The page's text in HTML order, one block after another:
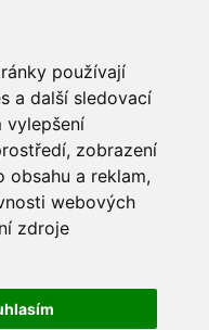
používají
a další sledovací
vylepšení
zobrazení
obsahu a reklam,
webových
zdroje
profesionálů
sektoru v